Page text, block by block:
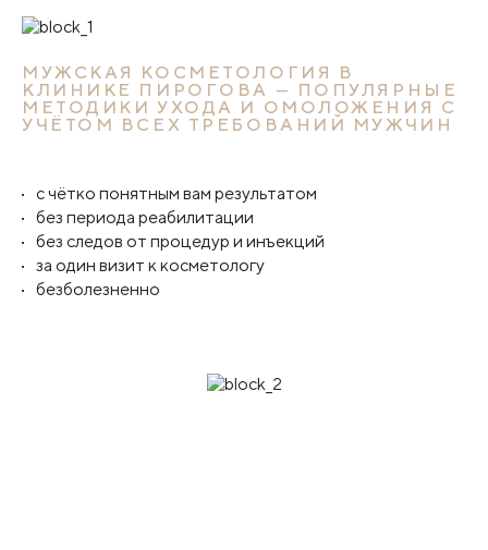
МУЖСКАЯ КОСМЕТОЛОГИЯ В
КЛИНИКЕ ПИРОГОВА — ПОПУЛЯРНЫЕ
МЕТОДИКИ УХОДА И ОМОЛОЖЕНИЯ С
УЧЁТОМ ВСЕХ ТРЕБОВАНИЙ МУЖЧИН
с чётко понятным вам результатом
без периода реабилитации
без следов от процедур и инъекций
за один визит к косметологу
безболезненно